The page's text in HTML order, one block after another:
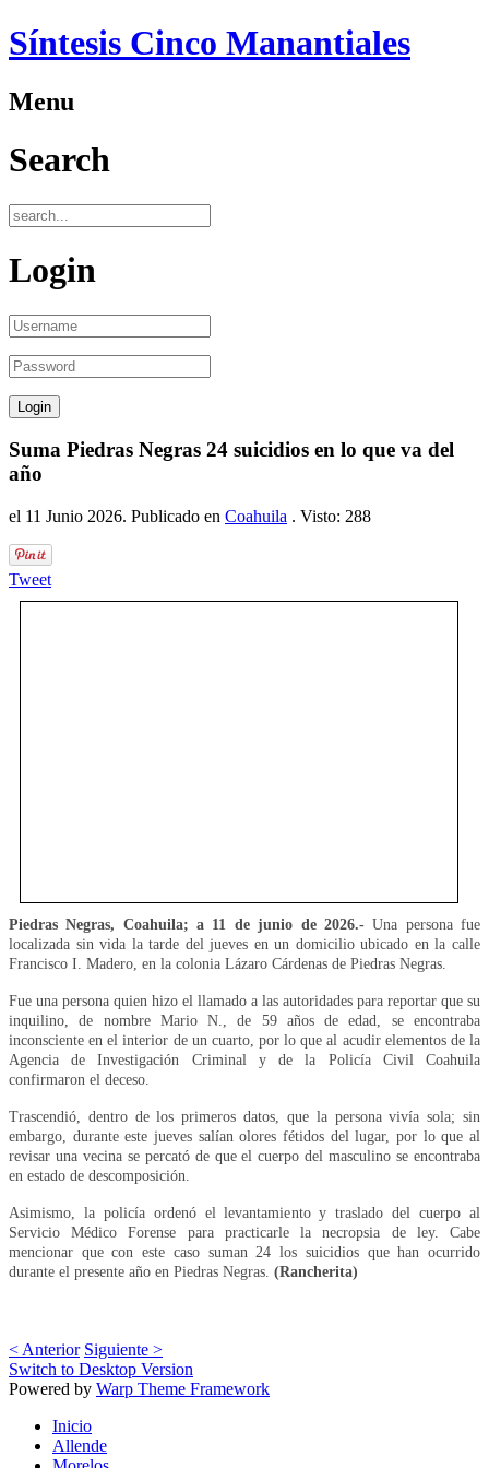
Síntesis Cinco Manantiales
Menu
Search
Login
Suma Piedras Negras 24 suicidios en lo que va del
año
el 11 Junio 2026. Publicado en Coahuila . Visto: 288
Tweet
Piedras Negras, Coahuila; a 11 de junio de 2026.-Una persona fue
localizada sin vida la tarde del jueves en un domicilio ubicado en la calle
Francisco I. Madero, en la colonia Lázaro Cárdenas de Piedras Negras.
Fue una persona quien hizo el llamado a las autoridades para reportar que su
inquilino, de nombre Mario N., de 59 años de edad, se encontraba
inconsciente en el interior de un cuarto, por lo que al acudir elementos de la
Agencia de Investigación Criminal y de la Policía Civil Coahuila
confirmaron el deceso.
Trascendió, dentro de los primeros datos, que la persona vivía sola; sin
embargo, durante este jueves salían olores fétidos del lugar, por lo que al
revisar una vecina se percató de que el cuerpo del masculino se encontraba
en estado de descomposición.
Asimismo, la policía ordenó el levantamiento y traslado del cuerpo al
Servicio Médico Forense para practicarle la necropsia de ley. Cabe
mencionar que con este caso suman 24 los suicidios que han ocurrido
durante el presente año en Piedras Negras. (Rancherita)
< Anterior Siguiente >
Switch to Desktop Version
Powered by Warp Theme Framework
Inicio
Allende